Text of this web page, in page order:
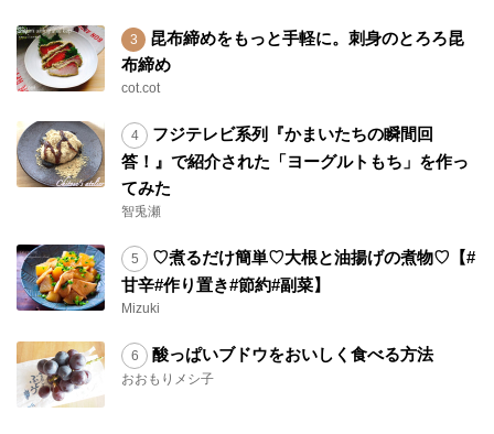
昆布締めをもっと手軽に。刺身のとろろ昆
布締め
cot.cot
フジテレビ系列『かまいたちの瞬間回
答！』で紹介された「ヨーグルトもち」を作っ
てみた
智兎瀬
♡煮るだけ簡単♡大根と油揚げの煮物♡【#
甘辛#作り置き#節約#副菜】
Mizuki
酸っぱいブドウをおいしく食べる方法
おおもりメシ子